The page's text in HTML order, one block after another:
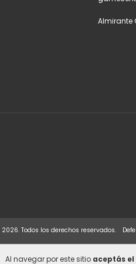
Al navegar por este sitio aceptás el
Almirante
Todos los derechos reservados.